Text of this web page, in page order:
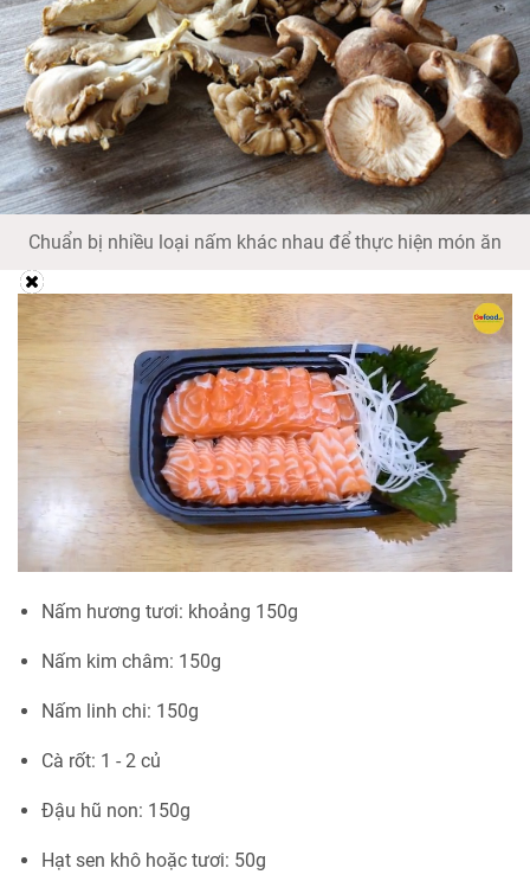
Chuẩn bị nhiều loại nấm khác nhau để thực hiện món ăn
Nấm hương tươi: khoảng 150g
Nấm kim châm: 150g
Nấm linh chi: 150g
Cà rốt: 1 - 2 củ
Đậu hũ non: 150g
Hạt sen khô hoặc tươi: 50g